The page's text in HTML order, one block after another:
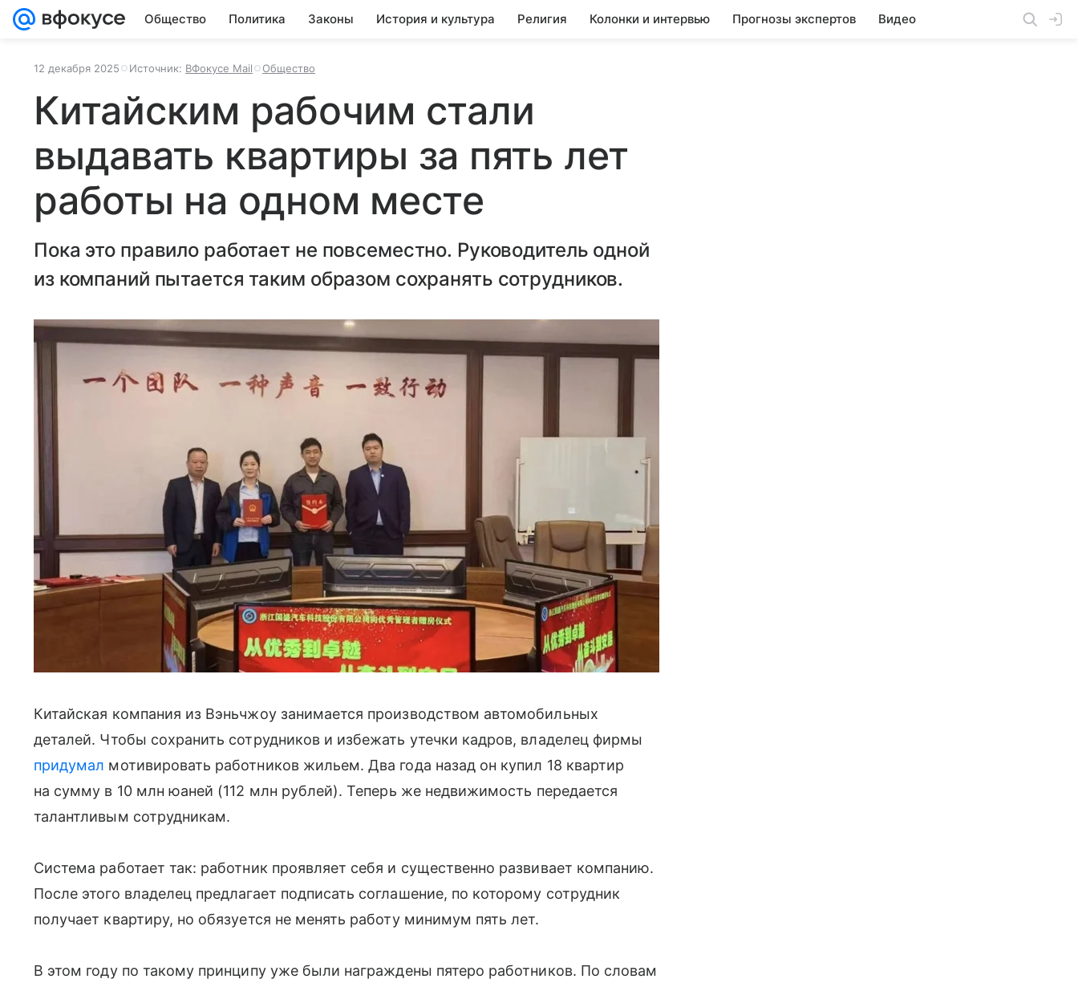
Общество Политика Законы История и культура Религия Колонки и интервью Прогнозы экспертов Видео
12 декабря 2025 Источник: ВФокусе Mail Общество
Китайским рабочим стали
выдавать квартиры за пять лет
работы на одном месте
Пока это правило работает не повсеместно. Руководитель одной
из компаний пытается таким образом сохранять сотрудников.
Китайская компания из Вэньчжоу занимается производством автомобильных
деталей. Чтобы сохранить сотрудников и избежать утечки кадров, владелец фирмы
придумал мотивировать работников жильем. Два года назад он купил 18 квартир
на сумму в 10 млн юаней (112 млн рублей). Теперь же недвижимость передается
талантливым сотрудникам.
Система работает так: работник проявляет себя и существенно развивает компанию.
После этого владелец предлагает подписать соглашение, по которому сотрудник
получает квартиру, но обязуется не менять работу минимум пять лет.
В этом году по такому принципу уже были награждены пятеро работников. По словам